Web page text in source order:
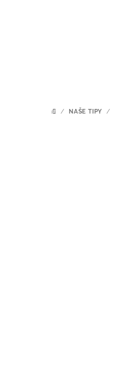
DOMŮ
/ NAŠE TIPY /